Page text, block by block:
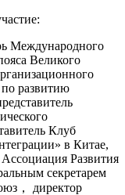
Международного
Великого
развитию
Клуб
в Китае,
Развития
секретарем
， директор